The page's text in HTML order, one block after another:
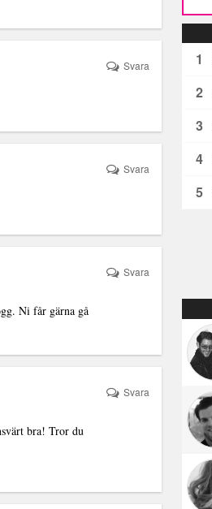
Svara
Svara
Ni får gärna gå
Svara
bra! Tror du
Svara
1
2
3
4
5